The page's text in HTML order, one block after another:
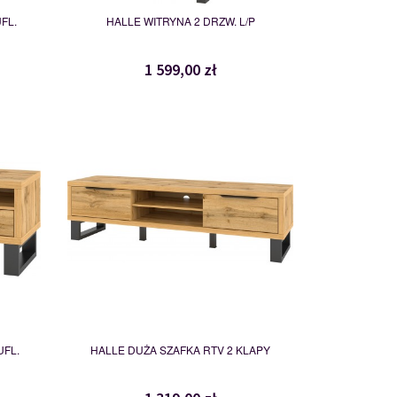
HALLE WITRYNA 2 DRZW. L/P
1 599,00 zł
HALLE DUŻA SZAFKA RTV 2 KLAPY